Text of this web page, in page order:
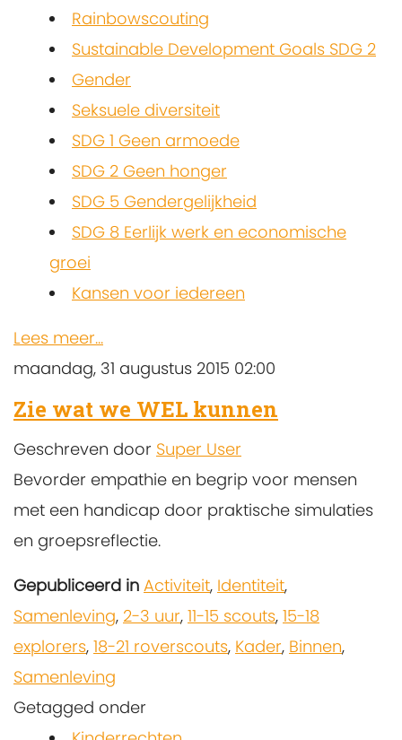
Rainbowscouting
Sustainable Development Goals SDG 2
Gender
Seksuele diversiteit
SDG 1 Geen armoede
SDG 2 Geen honger
SDG 5 Gendergelijkheid
SDG 8 Eerlijk werk en economische
groei
Kansen voor iedereen
Lees meer...
maandag, 31 augustus 2015 02:00
Zie wat we WEL kunnen
Geschreven door Super User
Bevorder empathie en begrip voor mensen
met een handicap door praktische simulaties
en groepsreflectie.
Gepubliceerd in Activiteit, Identiteit,
Samenleving, 2-3 uur, 11-15 scouts, 15-18
explorers, 18-21 roverscouts, Kader, Binnen,
Samenleving
Getagged onder